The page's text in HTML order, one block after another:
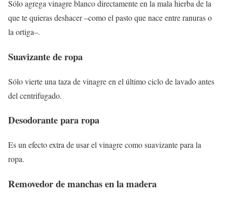
Sólo agrega vinagre blanco directamente en la mala hierba de la
que te quieras deshacer –como el pasto que nace entre ranuras o
la ortiga–.
Suavizante de ropa
Sólo vierte una taza de vinagre en el último ciclo de lavado antes
del centrifugado.
Desodorante para ropa
Es un efecto extra de usar el vinagre como suavizante para la
ropa.
Removedor de manchas en la madera